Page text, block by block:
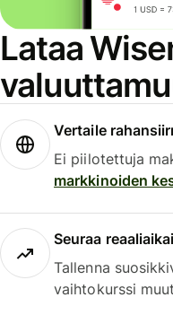
Lataa
Vertaile
Ei piilotettuja
markkinoiden
Seuraa
Tallenna
vaihtokurssi